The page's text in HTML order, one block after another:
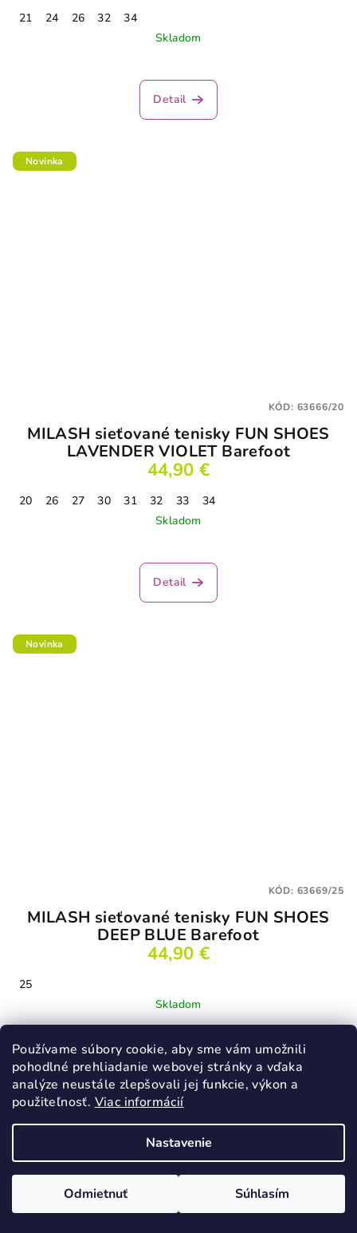
Používame súbory cookie, aby sme vám umožnili
pohodlné prehliadanie webovej stránky a vďaka
analýze neustále zlepšovali jej funkcie, výkon a
použiteľnosť. Viac informácií
Nastavenie
Odmietnuť Súhlasím
21 24 26 32
34
Skladom
Detail
Novinka
MILASH sieťované tenisky FUN SHOES
LAVENDER VIOLET Barefoot
44,90 €
20 26 27 30 31 32 33
34
Skladom
Detail
KÓD: 63666/20
Novinka
MILASH sieťované tenisky FUN SHOES
DEEP BLUE Barefoot
44,90 €
25
Skladom
Detail
KÓD: 63669/25
Novinka